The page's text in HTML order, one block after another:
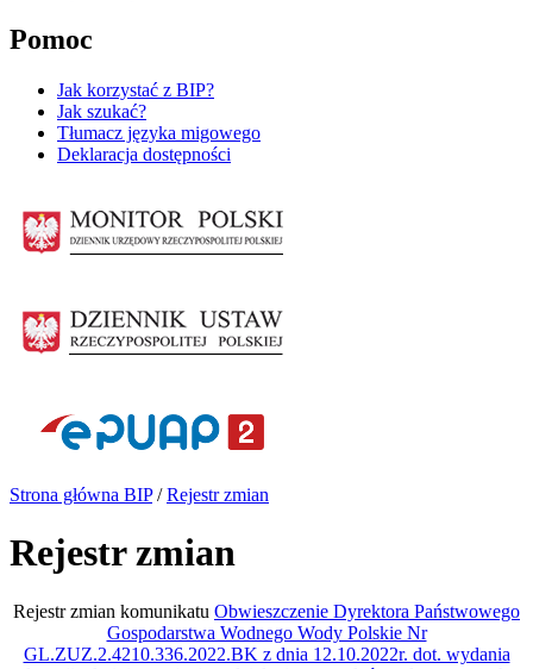
Pomoc
Jak korzystać z BIP?
Jak szukać?
Tłumacz języka migowego
Deklaracja dostępności
Strona główna BIP/Rejestr zmian
Rejestr zmian
Rejestr zmian komunikatu Obwieszczenie Dyrektora Państwowego
Gospodarstwa Wodnego Wody Polskie Nr
GL.ZUZ.2.4210.336.2022.BK z dnia 12.10.2022r. dot. wydania